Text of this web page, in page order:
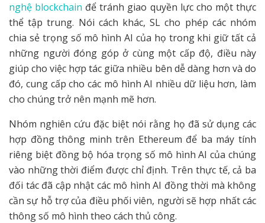
nghệ blockchain để tránh giao quyền lực cho một thực
thể tập trung. Nói cách khác, SL cho phép các nhóm
chia sẻ trọng số mô hình AI của họ trong khi giữ tất cả
những người đóng góp ở cùng một cấp độ, điều này
giúp cho việc hợp tác giữa nhiều bên dễ dàng hơn và do
đó, cung cấp cho các mô hình AI nhiều dữ liệu hơn, làm
cho chúng trở nên mạnh mẽ hơn.
Nhóm nghiên cứu đặc biệt nói rằng họ đã sử dụng các
hợp đồng thông minh trên Ethereum để ba máy tính
riêng biệt đồng bộ hóa trọng số mô hình AI của chúng
vào những thời điểm được chỉ định. Trên thực tế, cả ba
đối tác đã cập nhật các mô hình AI đồng thời mà không
cần sự hỗ trợ của điều phối viên, người sẽ hợp nhất các
thông số mô hình theo cách thủ công.